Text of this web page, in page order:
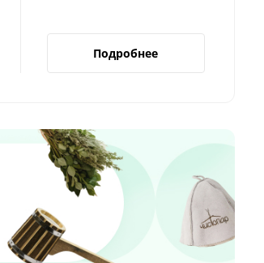
Подробнее